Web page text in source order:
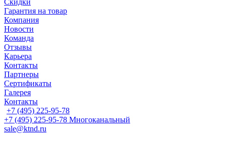
Скидки
Гарантия на товар
Компания
Новости
Команда
Отзывы
Карьера
Контакты
Партнеры
Сертификаты
Галерея
Контакты
+7 (495) 225-95-78
+7 (495) 225-95-78 Многоканальный
sale@ktnd.ru